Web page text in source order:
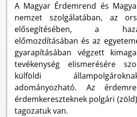
A Magyar Érdemrend és
nemzet szolgálatában, az
elősegítésében, a
előmozdításában és az
gyarapításában végzett
tevékenység elismerésére
külföldi
adományozható. Az
érdemkereszteknek polgári
tagozatuk van.